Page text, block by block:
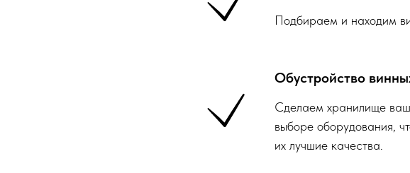
Подбираем и находим
Обустройство
Сделаем хранилище
выборе оборудования,
их лучшие качества.